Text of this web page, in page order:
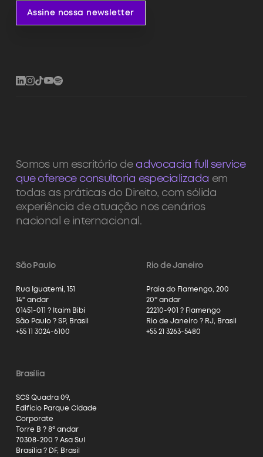
Assine nossa newsletter
Somos um escritório de advocacia full service
que oferece consultoria especializada em
todas as práticas do Direito, com sólida
experiência de atuação nos cenários
nacional e internacional.
São Paulo
Rua Iguatemi, 151
14º andar
01451-011 ? Itaim Bibi
São Paulo ? SP, Brasil
+55 11 3024-6100
Rio de Janeiro
Praia do Flamengo, 200
20º andar
22210-901 ? Flamengo
Rio de Janeiro ? RJ, Brasil
+55 21 3263-5480
Brasília
SCS Quadra 09,
Edifício Parque Cidade
Corporate
Torre B ? 8º andar
70308-200 ? Asa Sul
Brasília ? DF, Brasil